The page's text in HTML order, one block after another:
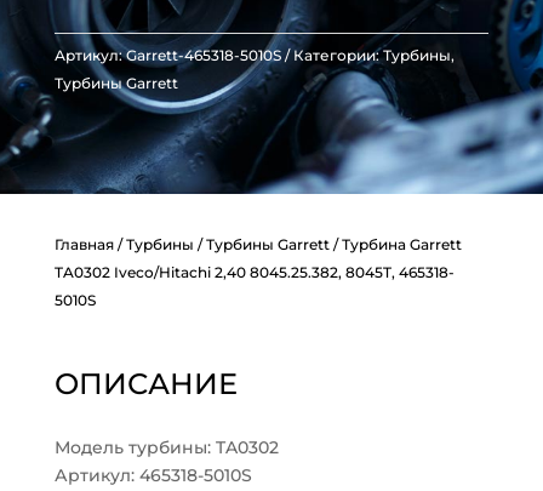
Артикул:Garrett-465318-5010S Категории:Турбины,
Турбины Garrett
Главная/Турбины /Турбины Garrett/ Турбина Garrett
TA0302 Iveco/Hitachi 2,40 8045.25.382, 8045T, 465318-
5010S
ОПИСАНИЕ
Модель турбины: TA0302
Артикул: 465318-5010S